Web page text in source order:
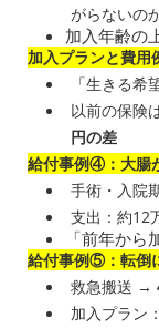
がらないの
加入年齢の
加入プランと費用
「生きる
以前の保険
円の差
給付事例④：大腸
手術・入院
支出：約12
「前年か
給付事例⑤：転倒
救急搬送 →
加入プラン